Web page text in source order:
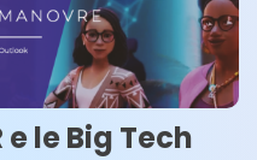
le Big Tech